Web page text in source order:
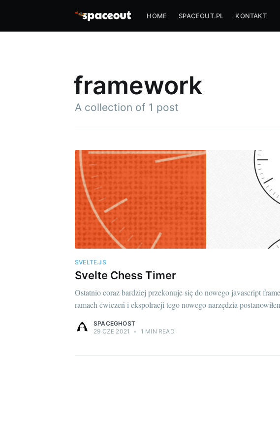
HOME SPACEOUT.PL KONTAKT
framework
A collection of 1 post
SVELTE.JS
Svelte Chess Timer
Ostatnio coraz bardziej przekonuje się do nowego javascript
ramach ćwiczeń i ekspolracji tego nowego narzędzia
SPACEGHOST
29 CZE 2021
• 1 MIN READ